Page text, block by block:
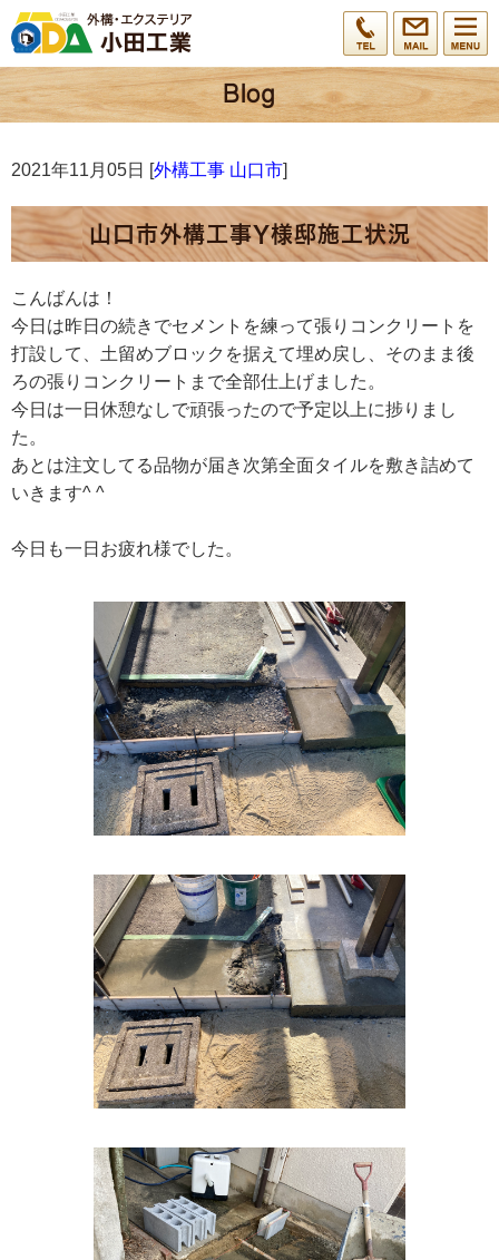
2021年11月05日 [外構工事 山口市]
山口市外構工事Y様邸施工状況
こんばんは！
今日は昨日の続きでセメントを練って張りコンクリートを
打設して、土留めブロックを据えて埋め戻し、そのまま後
ろの張りコンクリートまで全部仕上げました。
今日は一日休憩なしで頑張ったので予定以上に捗りまし
た。
あとは注文してる品物が届き次第全面タイルを敷き詰めて
いきます^ ^
今日も一日お疲れ様でした。